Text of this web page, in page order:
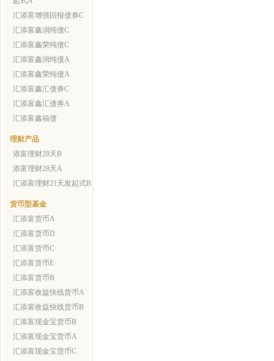
汇添富增强回报债券C
汇添富鑫润纯债C
汇添富鑫荣纯债C
汇添富鑫润纯债A
汇添富鑫荣纯债A
汇添富鑫汇债券C
汇添富鑫汇债券A
汇添富鑫福债
理财产品
添富理财28天B
添富理财28天A
汇添富理财21天发起式B
货币型基金
汇添富货币A
汇添富货币D
汇添富货币C
汇添富货币E
汇添富货币B
汇添富收益快线货币A
汇添富收益快线货币B
汇添富现金宝货币B
汇添富现金宝货币A
汇添富现金宝货币C